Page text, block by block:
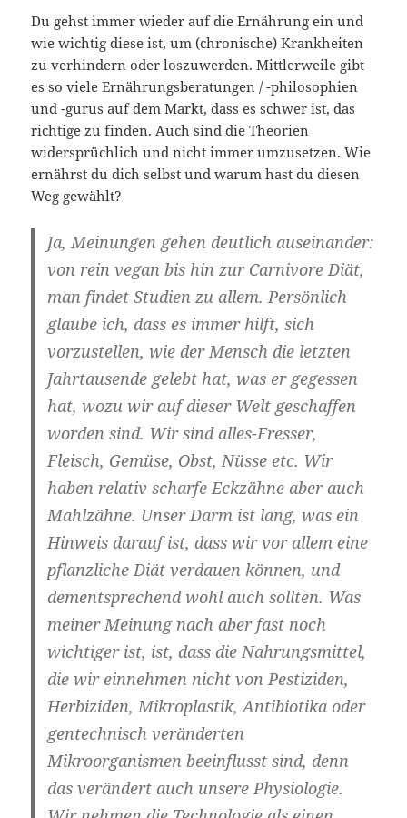
Du gehst immer wieder auf die Ernährung ein und
wie wichtig diese ist, um (chronische) Krankheiten
zu verhindern oder loszuwerden. Mittlerweile gibt
es so viele Ernährungsberatungen / -philosophien
und -gurus auf dem Markt, dass es schwer ist, das
richtige zu finden. Auch sind die Theorien
widersprüchlich und nicht immer umzusetzen. Wie
ernährst du dich selbst und warum hast du diesen
Weg gewählt?
Ja, Meinungen gehen deutlich auseinander:
von rein vegan bis hin zur Carnivore Diät,
man findet Studien zu allem. Persönlich
glaube ich, dass es immer hilft, sich
vorzustellen, wie der Mensch die letzten
Jahrtausende gelebt hat, was er gegessen
hat, wozu wir auf dieser Welt geschaffen
worden sind. Wir sind alles-Fresser,
Fleisch, Gemüse, Obst, Nüsse etc. Wir
haben relativ scharfe Eckzähne aber auch
Mahlzähne. Unser Darm ist lang, was ein
Hinweis darauf ist, dass wir vor allem eine
pflanzliche Diät verdauen können, und
dementsprechend wohl auch sollten. Was
meiner Meinung nach aber fast noch
wichtiger ist, ist, dass die Nahrungsmittel,
die wir einnehmen nicht von Pestiziden,
Herbiziden, Mikroplastik, Antibiotika oder
gentechnisch veränderten
Mikroorganismen beeinflusst sind, denn
das verändert auch unsere Physiologie.